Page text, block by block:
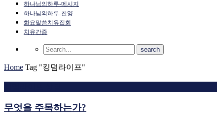
하나님의하루-메시지
하나님의하루-찬양
화요말씀치유집회
치유간증
Home Tag "킹덤라이프"
무엇을 주목하는가?